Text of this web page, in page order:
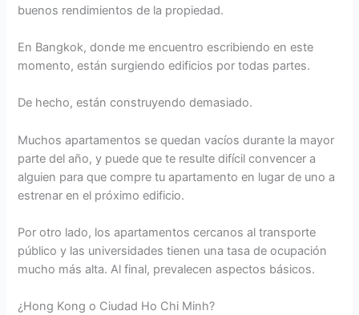
buenos rendimientos de la propiedad.
En Bangkok, donde me encuentro escribiendo en este
momento, están surgiendo edificios por todas partes.
De hecho, están construyendo demasiado.
Muchos apartamentos se quedan vacíos durante la mayor
parte del año, y puede que te resulte difícil convencer a
alguien para que compre tu apartamento en lugar de uno a
estrenar en el próximo edificio.
Por otro lado, los apartamentos cercanos al transporte
público y las universidades tienen una tasa de ocupación
mucho más alta. Al final, prevalecen aspectos básicos.
¿Hong Kong o Ciudad Ho Chi Minh?